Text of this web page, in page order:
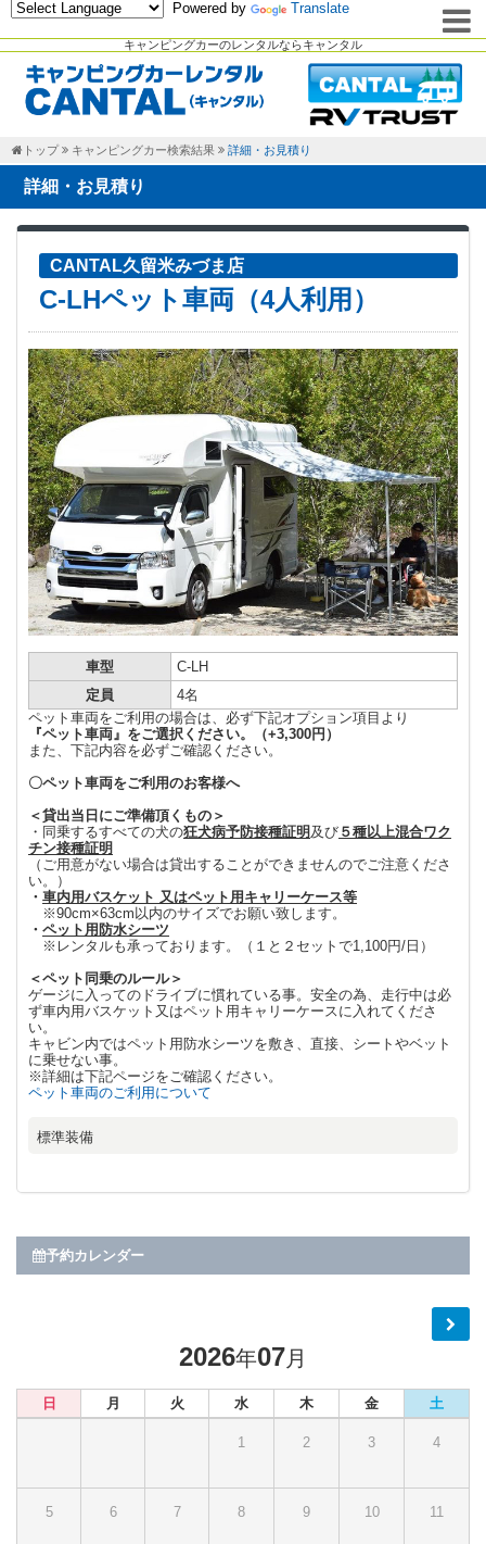
キャンピングカーのレンタルならキャンタル
Powered by Translate
トップ キャンピングカー検索結果 詳細・お見積り
詳細・お見積り
CANTAL久留米みづま店
C-LHペット車両（4人利用）
車型
C-LH
定員
4名
ペット車両をご利用の場合は、必ず下記オプション項目より
『ペット車両』をご選択ください。（+3,300円）
また、下記内容を必ずご確認ください。
〇ペット車両をご利用のお客様へ
＜貸出当日にご準備頂くもの＞
・同乗するすべての犬の狂犬病予防接種証明及び ５種以上混合ワク
チン接種証明
（ご用意がない場合は貸出することができませんのでご注意くださ
い。）
・ 車内用バスケット 又はペット用キャリーケース等
※90cm×63cm以内のサイズでお願い致します。
・ ペット用防水シーツ
※レンタルも承っております。（１と２セットで1,100円/日）
＜ペット同乗のルール＞
ゲージに入ってのドライブに慣れている事。安全の為、走行中は必
ず車内用バスケット又はペット用キャリーケースに入れてくださ
い。
キャビン内ではペット用防水シーツを敷き、直接、シートやベット
に乗せない事。
※詳細は下記ページをご確認ください。
ペット車両のご利用について
標準装備
予約カレンダー
2026年07月
日 月 火 水 木 金 土
1 2 3 4
5 6 7 8 9 10 11